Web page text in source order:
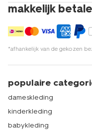
makkelijk
*afhankelijk van de gekozen
populaire
dameskleding
kinderkleding
babykleding